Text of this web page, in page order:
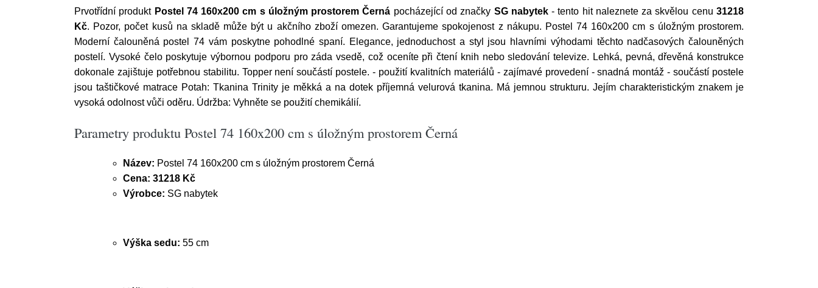
Prvotřídní produkt Postel 74 160x200 cm s úložným prostorem Černá pocházející od značky SG nabytek- tento hit naleznete za skvělou cenu31218
Kč. Pozor, počet kusů na skladě může být u akčního zboží omezen. Garantujeme spokojenost z nákupu. Postel 74 160x200 cm s úložným prostorem.
Moderní čalouněná postel 74 vám poskytne pohodlné spaní. Elegance, jednoduchost a styl jsou hlavními výhodami těchto nadčasových čalouněných
postelí. Vysoké čelo poskytuje výbornou podporu pro záda vsedě, což oceníte při čtení knih nebo sledování televize. Lehká, pevná, dřevěná konstrukce
dokonale zajištuje potřebnou stabilitu. Topper není součástí postele. - použití kvalitních materiálů - zajímavé provedení - snadná montáž - součástí postele
jsou taštičkové matrace Potah: Tkanina Trinity je měkká a na dotek příjemná velurová tkanina. Má jemnou strukturu. Jejím charakteristickým znakem je
vysoká odolnost vůči oděru. Údržba: Vyhněte se použití chemikálií.
Parametry produktu Postel 74 160x200 cm s úložným prostorem Černá
Název: Postel 74 160x200 cm s úložným prostorem Černá
Cena: 31218 Kč
Výrobce: SG nabytek
Výška sedu: 55 cm